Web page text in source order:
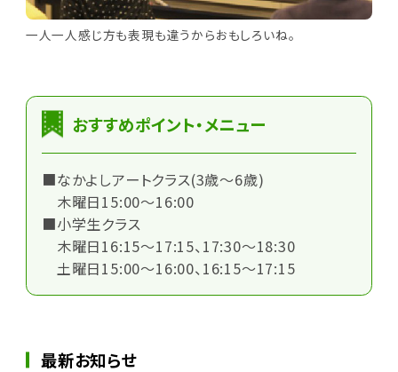
一人一人感じ方も表現も違うからおもしろいね。
おすすめポイント・メニュー
■なかよしアートクラス(3歳～6歳)
木曜日15:00～16:00
■小学生クラス
木曜日16:15～17:15、17:30～18:30
土曜日15:00～16:00、16:15～17:15
最新お知らせ